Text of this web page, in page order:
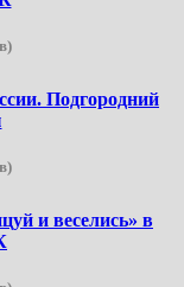
Подгородний
и веселись» в